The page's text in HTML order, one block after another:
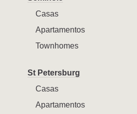
Casas
Apartamentos
Townhomes
St Petersburg
Casas
Apartamentos